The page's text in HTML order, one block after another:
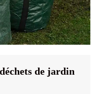
de jardin